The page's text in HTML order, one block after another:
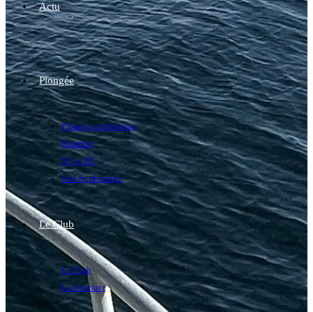
Actu
Plongée
Plongée exploration
Baptême
N1 et N2
Site de plongées
Le Club
Le Club
La structure